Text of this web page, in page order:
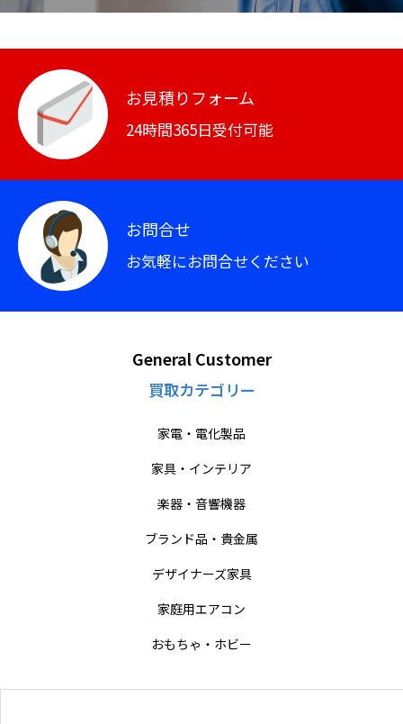
お見積りフォーム
24時間365日受付可能
お問合せ
お気軽にお問合せください
General Customer
買取カテゴリー
家電・電化製品
家具・インテリア
楽器・音響機器
ブランド品・貴金属
デザイナーズ家具
家庭用エアコン
おもちゃ・ホビー